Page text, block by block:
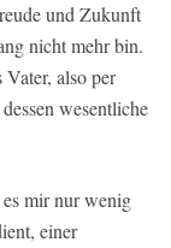
und Zukunft
nicht mehr bin.
also per
wesentliche
mir nur wenig
einer